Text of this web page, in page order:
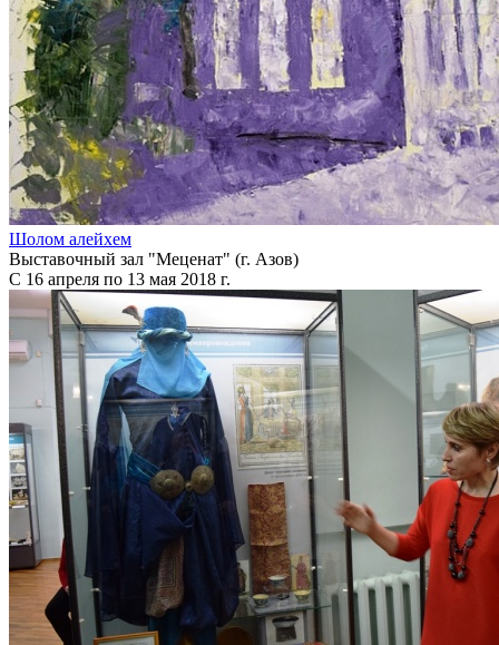
Шолом алейхем
Выставочный зал "Меценат" (г. Азов)
С 16 апреля по 13 мая 2018 г.